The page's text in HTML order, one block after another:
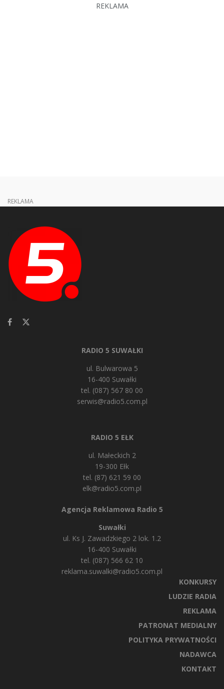
REKLAMA
REKLAMA
RADIO 5 SUWAŁKI
ul. Bulwarowa 5
16-400 Suwałki
tel. (087) 567 80 00
serwis@radio5.com.pl
RADIO 5 EŁK
ul. Małeckich 2
19-300 Ełk
tel. (87) 621 59 00
elk@radio5.com.pl
Agencja Reklamowa Radio 5
Suwałki
ul. Ks J. Zawadzkiego 2 lok. 1.2
16-400 Suwałki
tel. (087) 566 62 10
reklama.suwalki@radio5.com.pl
KONKURSY
LUDZIE RADIA
REKLAMA
PATRONAT MEDIALNY
POLITYKA PRYWATNOŚCI
NADAWCA
KONTAKT